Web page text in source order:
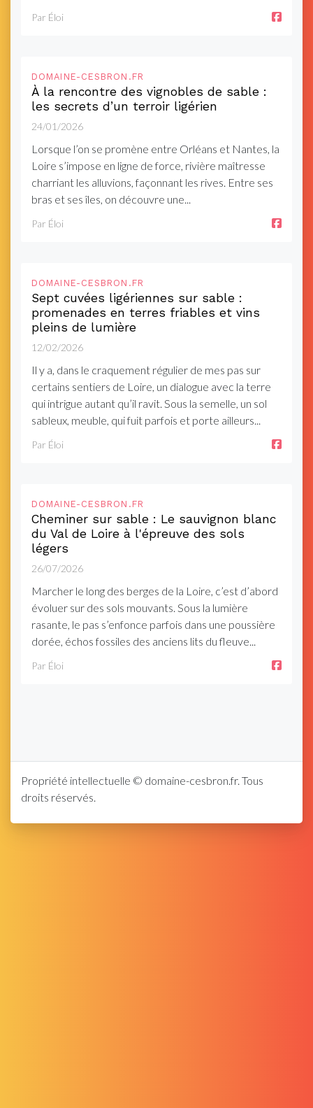
Par Éloi
DOMAINE-CESBRON.FR
À la rencontre des vignobles de sable :
les secrets d’un terroir ligérien
24/01/2026
Lorsque l’on se promène entre Orléans et Nantes, la
Loire s’impose en ligne de force, rivière maîtresse
charriant les alluvions, façonnant les rives. Entre ses
bras et ses îles, on découvre une...
Par Éloi
DOMAINE-CESBRON.FR
Sept cuvées ligériennes sur sable :
promenades en terres friables et vins
pleins de lumière
12/02/2026
Il y a, dans le craquement régulier de mes pas sur
certains sentiers de Loire, un dialogue avec la terre
qui intrigue autant qu’il ravit. Sous la semelle, un sol
sableux, meuble, qui fuit parfois et porte ailleurs...
Par Éloi
DOMAINE-CESBRON.FR
Cheminer sur sable : Le sauvignon blanc
du Val de Loire à l'épreuve des sols
légers
26/07/2026
Marcher le long des berges de la Loire, c’est d’abord
évoluer sur des sols mouvants. Sous la lumière
rasante, le pas s’enfonce parfois dans une poussière
dorée, échos fossiles des anciens lits du fleuve...
Par Éloi
Propriété intellectuelle © domaine-cesbron.fr. Tous
droits réservés.